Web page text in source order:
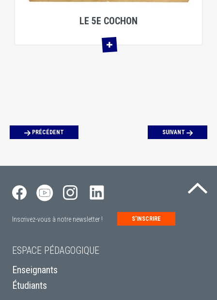
LE 5E COCHON
PRÉCÉDENT SUIVANT
Inscrivez-vous à notre newsletter ! S’INSCRIRE
ESPACE PÉDAGOGIQUE
Enseignants
Étudiants